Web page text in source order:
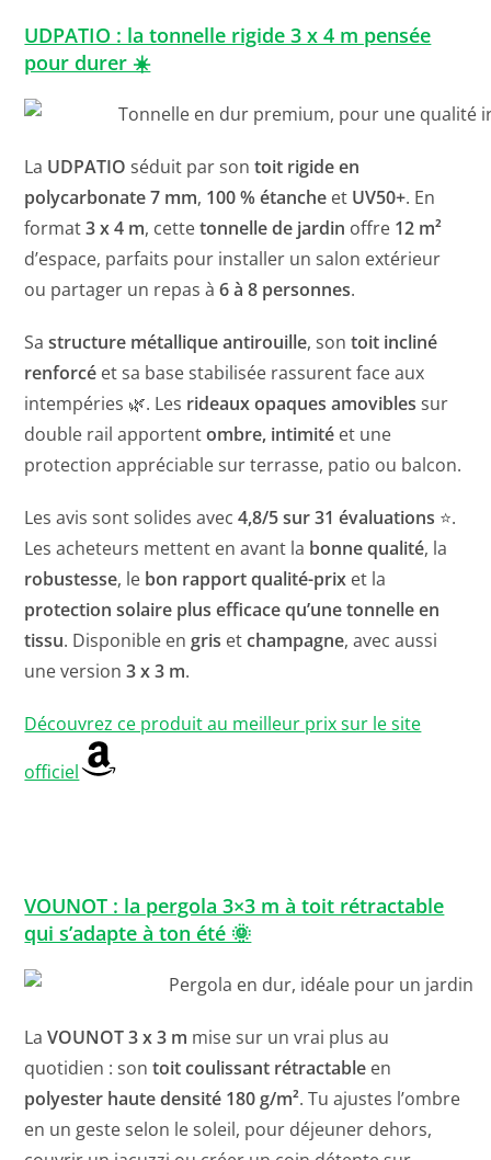
UDPATIO : la tonnelle rigide 3 x 4 m pensée
pour durer ☀️
La UDPATIOséduit par sontoit rigide en
polycarbonate 7 mm, 100 % étanche et UV50+. En
format3 x 4 m, cettetonnelle de jardin offre 12 m²
d’espace, parfaits pour installer un salon extérieur
ou partager un repas à6 à 8 personnes.
Sastructure métallique antirouille, sontoit incliné
renforcé et sa base stabilisée rassurent face aux
intempéries 🌿. Les rideaux opaques amovibles sur
double rail apportentombre, intimité et une
protection appréciable sur terrasse, patio ou balcon.
Les avis sont solides avec4,8/5 sur 31 évaluations ⭐.
Les acheteurs mettent en avant la bonne qualité, la
robustesse, le bon rapport qualité-prix et la
protection solaire plus efficace qu’une tonnelle en
tissu. Disponible engris etchampagne, avec aussi
une version3 x 3 m.
Découvrez ce produit au meilleur prix sur le site
officiel
VOUNOT : la pergola 3×3 m à toit rétractable
qui s’adapte à ton été 🌞
LaVOUNOT 3 x 3 m mise sur un vrai plus au
quotidien : sontoit coulissant rétractable en
polyester haute densité 180 g/m². Tu ajustes l’ombre
en un geste selon le soleil, pour déjeuner dehors,